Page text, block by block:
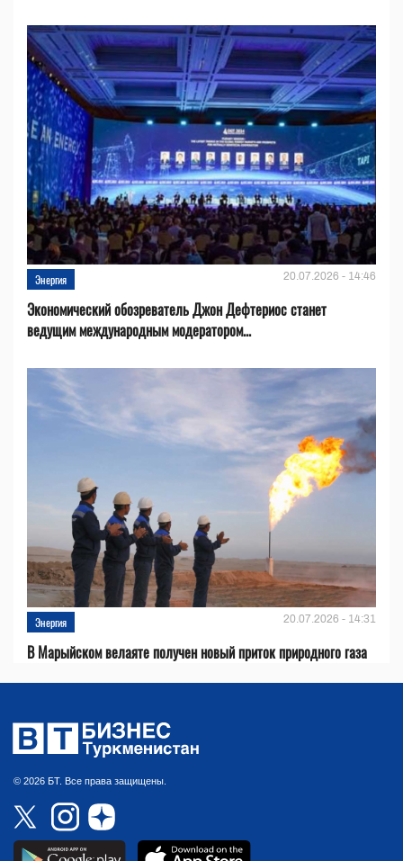
Энергия 20.07.2026 - 14:46
Экономический обозреватель Джон Дефтериос станет
ведущим международным модератором...
Энергия 20.07.2026 - 14:31
В Марыйском велаяте получен новый приток природного газа
© 2026 БТ. Все права защищены.